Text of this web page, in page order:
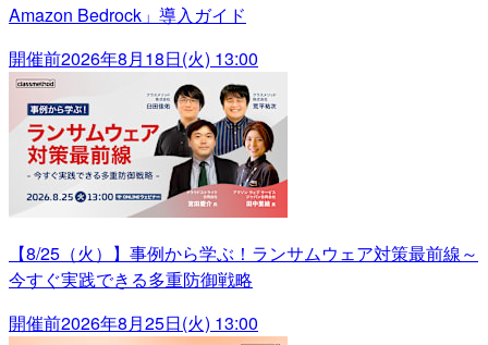
Amazon Bedrock」導入ガイド
開催前2026年8月18日(火) 13:00
【8/25（火）】事例から学ぶ！ランサムウェア対策最前線～
今すぐ実践できる多重防御戦略
開催前2026年8月25日(火) 13:00